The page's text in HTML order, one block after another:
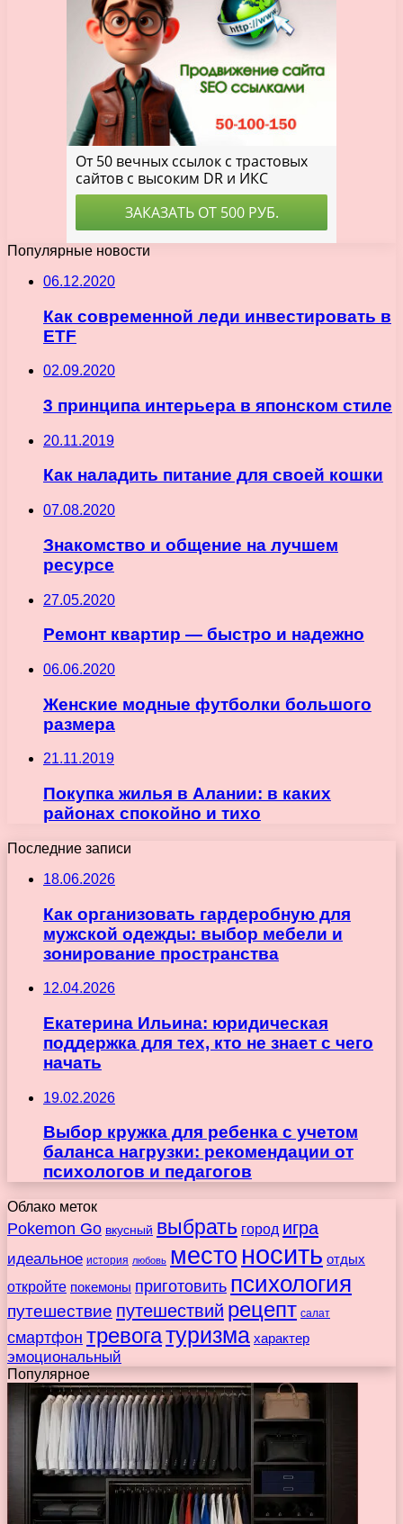
Популярные новости
06.12.2020
Как современной леди инвестировать в
ETF
02.09.2020
3 принципа интерьера в японском стиле
20.11.2019
Как наладить питание для своей кошки
07.08.2020
Знакомство и общение на лучшем
ресурсе
27.05.2020
Ремонт квартир — быстро и надежно
06.06.2020
Женские модные футболки большого
размера
21.11.2019
Покупка жилья в Алании: в каких
районах спокойно и тихо
Последние записи
18.06.2026
Как организовать гардеробную для
мужской одежды: выбор мебели и
зонирование пространства
12.04.2026
Екатерина Ильина: юридическая
поддержка для тех, кто не знает с чего
начать
19.02.2026
Выбор кружка для ребенка с учетом
баланса нагрузки: рекомендации от
психологов и педагогов
Облако меток
Pokemon Go вкусный выбрать город игра
идеальное история любовь место носить отдых
откройте покемоны приготовить психология
путешествие путешествий рецепт салат
смартфон тревогатуризма характер
эмоциональный
Популярное